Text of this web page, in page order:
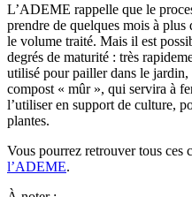
L’ADEME rappelle que le
prendre de quelques mois à plus
le volume traité. Mais il est
degrés de maturité : très
utilisé pour pailler dans le
compost « mûr », qui servira à
l’utiliser en support de culture,
plantes.
Vous pourrez retrouver tous ces
l’ADEME.